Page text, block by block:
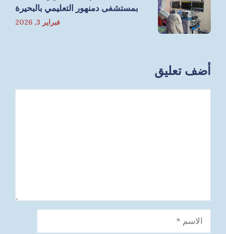
بمستشفى دمنهور التعليمي بالبحيرة
فبراير 3, 2026
أضف تعليق
الاسم